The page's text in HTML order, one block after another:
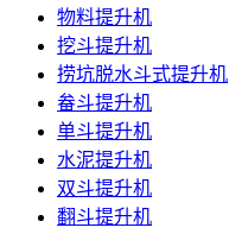
物料提升机
挖斗提升机
捞坑脱水斗式提升机
畚斗提升机
单斗提升机
水泥提升机
双斗提升机
翻斗提升机